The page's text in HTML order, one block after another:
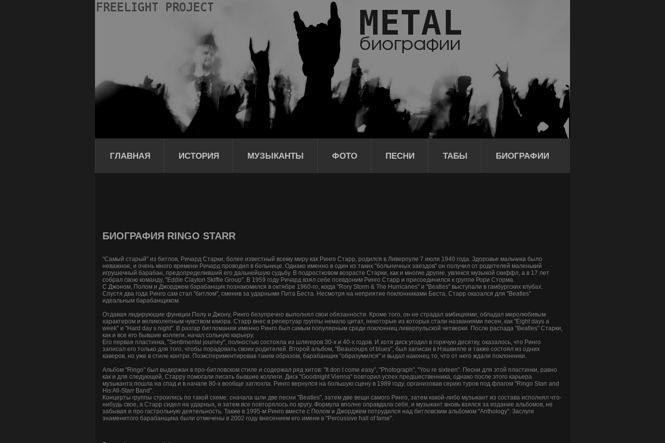
ГЛАВНАЯ ИСТОРИЯ МУЗЫКАНТЫ ФОТО ПЕСНИ ТАБЫ БИОГРАФИИ
БИОГРАФИЯ RINGO STARR
"Самый старый" из битлов, Ричард Старки, более известный всему миру как Ринго Старр, родился в Ливерпуле 7 июля 1940 года. Здоровье мальчика было
неважное, и очень много времени Ричард проводил в больнице. Однако именно в один из таких "больничных заездов" он получил от родителей маленький
игрушечный барабан, предопределивший его дальнейшую судьбу. В подростковом возрасте Старки, как и многие другие, увлекся музыкой скиффл, а в 17 лет
собрал свою команду, "Eddie Clayton Skiffle Group". В 1959 году Ричард взял себе псевдоним Ринго Старр и присоединился к группе Рори Сторма.
С Джоном, Полом и Джорджем барабанщик познакомился в октябре 1960-го, когда "Rory Storm & The Hurricanes" и "Beatles" выступали в гамбургских клубах.
Спустя два года Ринго сам стал "битлом", сменив за ударными Пита Беста. Несмотря на неприятие поклонниками Беста, Старр оказался для "Beatles"
идеальным барабанщиком.
Отдавая лидирующие функции Полу и Джону, Ринго безупречно выполнял свои обязанности. Кроме того, он не страдал амбициями, обладал миролюбивым
характером и великолепным чувством юмора. Старр внес в репертуар группы немало цитат, некоторые из которых стали названиями песен, как "Eight days a
week" и "Hard day s night". В разгар битломании именно Ринго был самым популярным среди поклонниц ливерпульской четверки. После распада "Beatles" Старки,
как и все его бывшие коллеги, начал сольную карьеру.
Его первая пластинка, "Sentimental journey", полностью состояла из шлягеров 30-х и 40-х годов. И хотя диск угодил в горячую десятку, оказалось, что Ринго
записал его только для того, чтобы порадовать своих родителей. Второй альбом, "Beaucoups of blues", был записан в Нэшвилле и также состоял из одних
каверов, но уже в стиле кантри. Поэкспериментировав таким образом, барабанщик "образумился" и выдал наконец то, что от него ждали поклонники.
Альбом "Ringo" был выдержан в про-битловском стиле и содержал ряд хитов: "It don t come easy", "Photograph", "You re sixteen". Песни для этой пластинки, равно
как и для следующей, Старру помогали писать бывшие коллеги. Диск "Goodnight Vienna" повторил успех предшественника, однако после этого карьера
музыканта пошла на спад и в начале 80-х вообще заглохла. Ринго вернулся на большую сцену в 1989 году, организовав серию туров под флагом "Ringo Starr and
His All-Starr Band".
Концерты группы строились по такой схеме: сначала шли две песни "Beatles", затем две вещи самого Ринго, затем какой-либо музыкант из состава исполнял что-
нибудь свое, а Старр сидел на ударных, и затем все повторялось по кругу. Формула вполне оправдала себя, и музыкант вновь взялся за издание альбомов, не
забывая и про гастрольную деятельность. Также в 1995-м Ринго вместе с Полом и Джорджем потрудился над битловским альбомом "Anthology". Заслуги
знаменитого барабанщика были отмечены в 2002 году внесением его имени в "Percussive hall of fame".